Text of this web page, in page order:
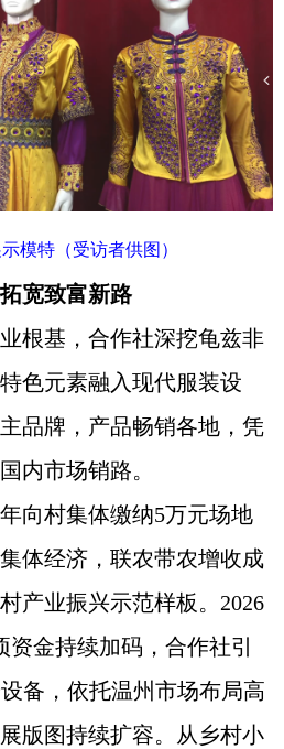
模特（受访者供图）
宽致富新路
基，合作社深挖龟兹非
色元素融入现代服装设
品牌，产品畅销各地，凭
内市场销路。
村集体缴纳5万元场地
体经济，联农带农增收成
产业振兴示范样板。2026
金持续加码，合作社引
备，依托温州市场布局高
版图持续扩容。从乡村小